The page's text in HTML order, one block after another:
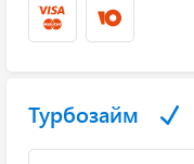
Турбозайм